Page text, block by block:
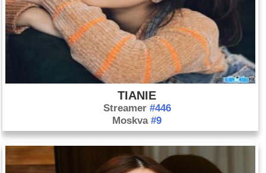
TIANIE
Streamer #446
Moskva #9